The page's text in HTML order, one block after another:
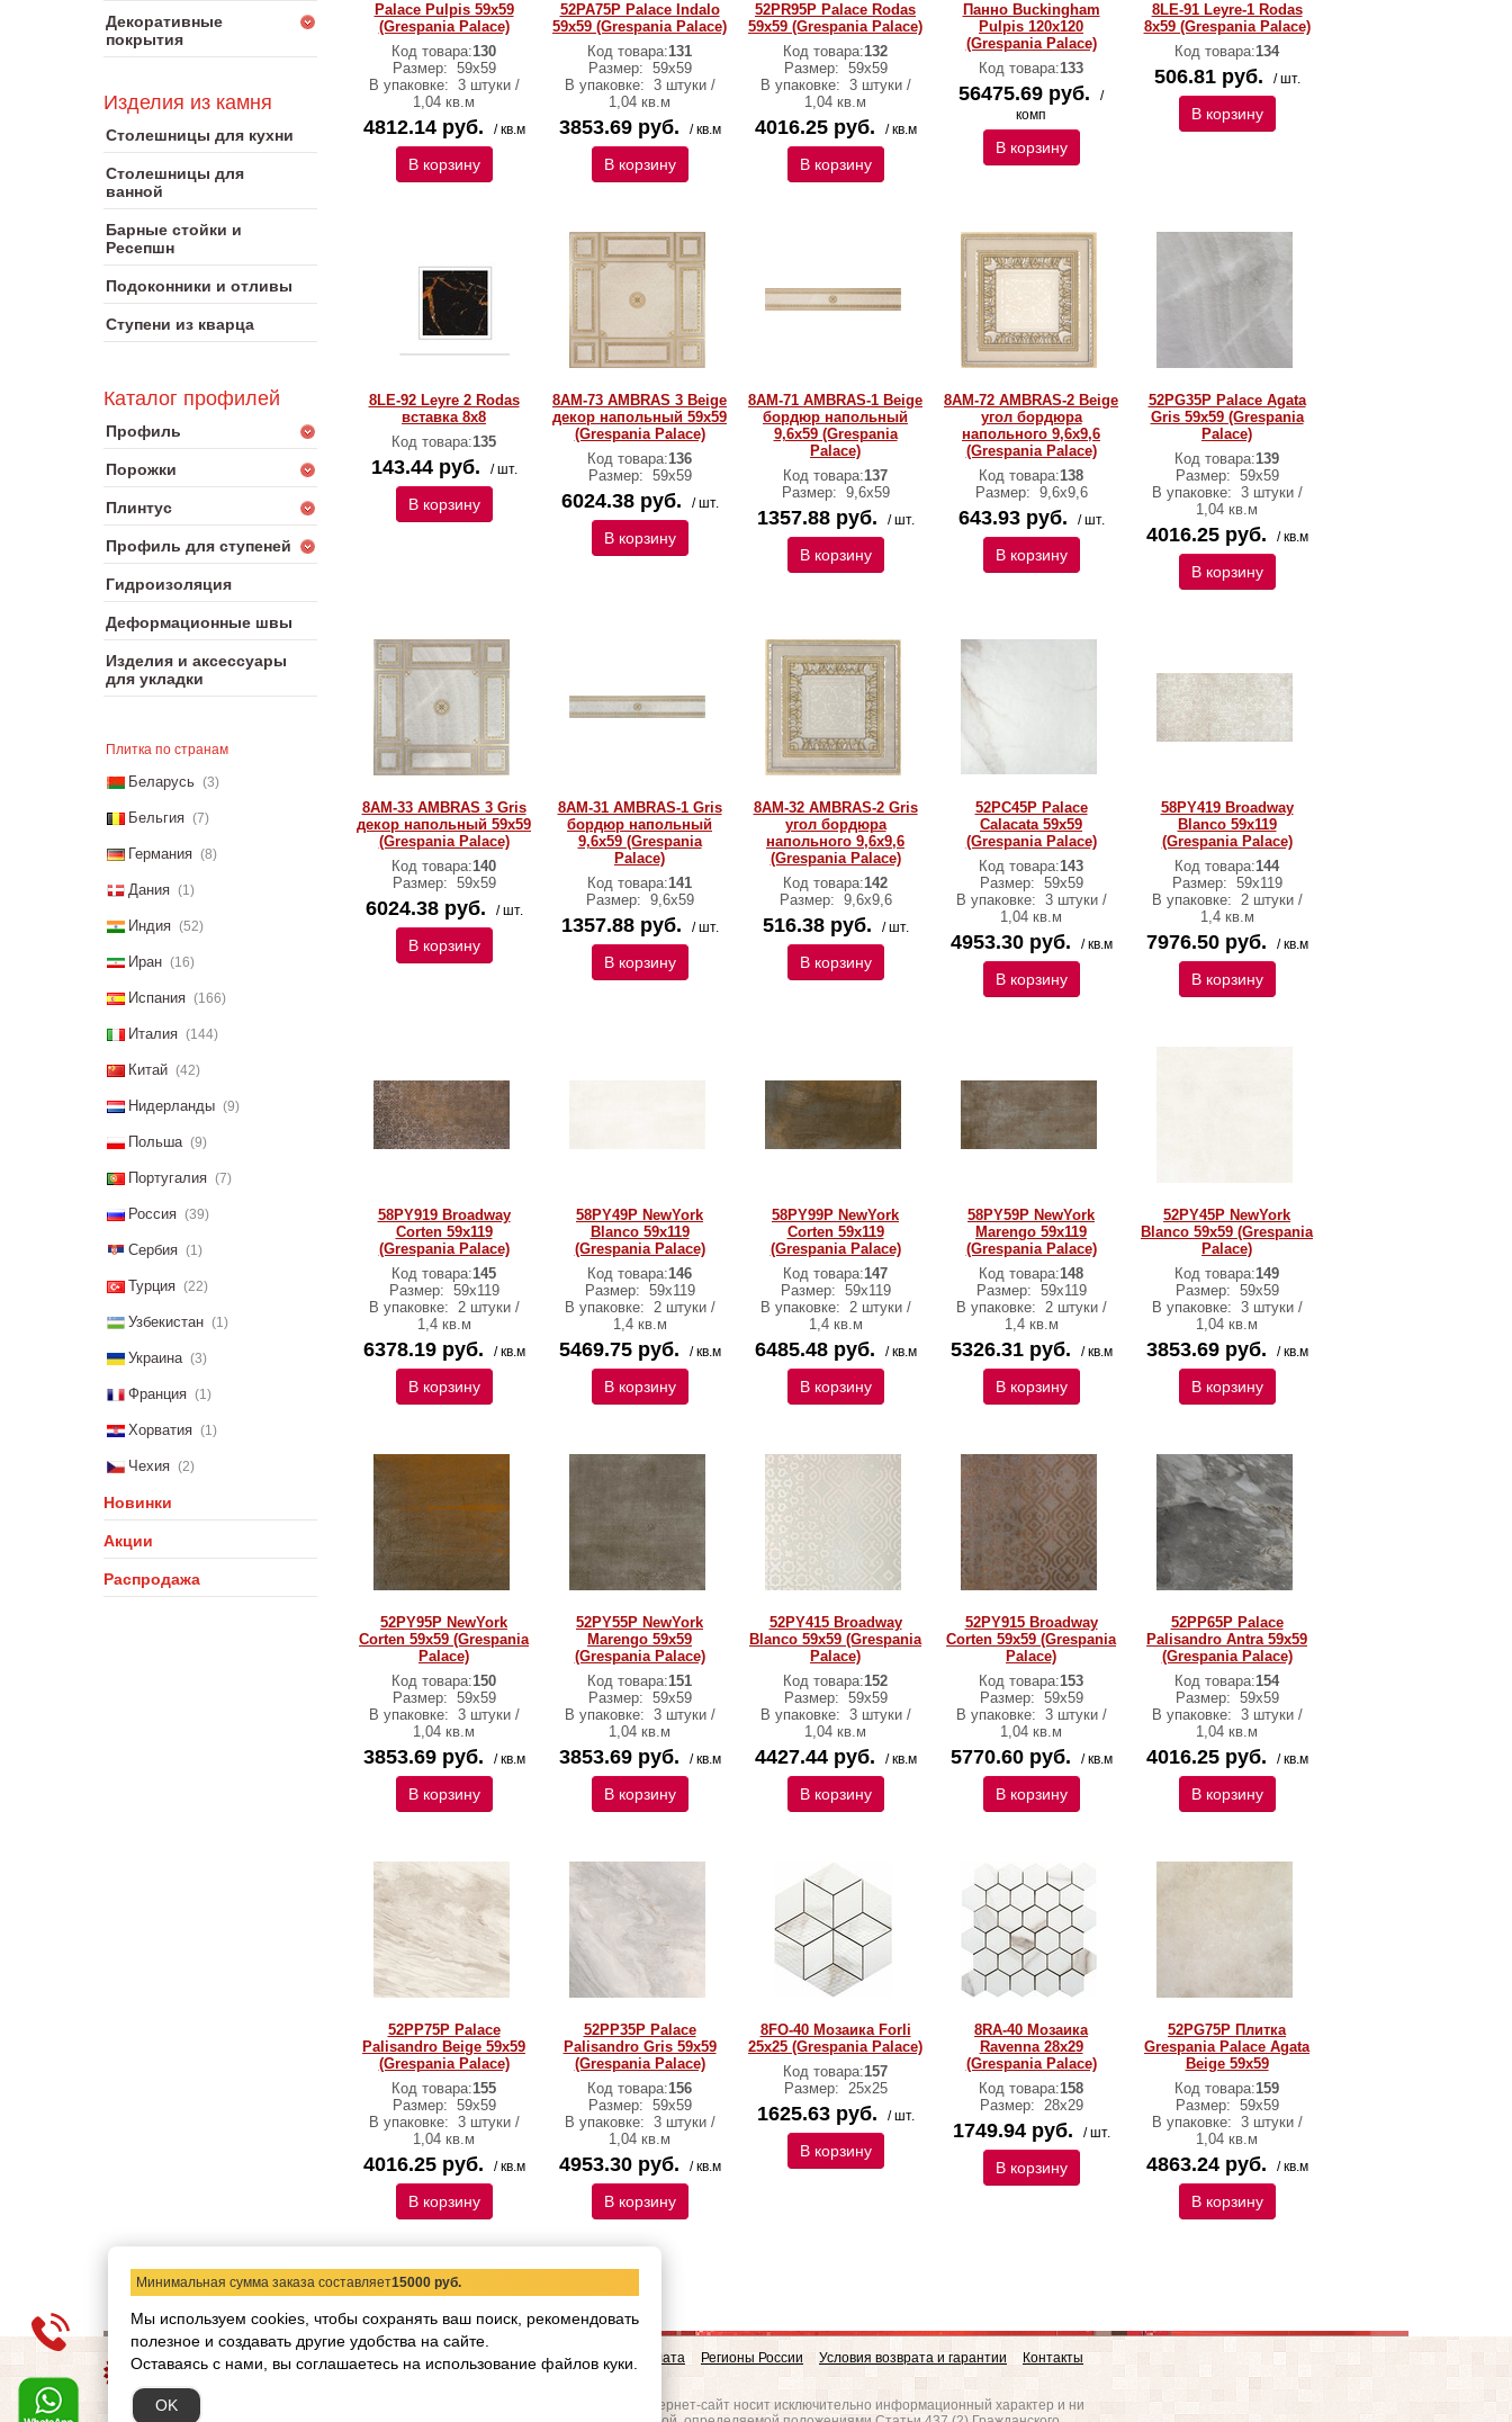
Декоративные
покрытия
Изделия из камня
Столешницы для кухни
Столешницы для
ванной
Барные стойки и
Ресепшн
Подоконники и отливы
Ступени из кварца
Каталог профилей
Профиль
Порожки
Плинтус
Профиль для ступеней
Гидроизоляция
Деформационные швы
Изделия и аксессуары
для укладки
Плитка по странам
Беларусь (3)
Бельгия (7)
Германия (8)
Дания (1)
Индия (52)
Иран (16)
Испания (166)
Италия (144)
Китай (42)
Нидерланды (9)
Польша (9)
Португалия (7)
Россия (39)
Сербия (1)
Турция (22)
Узбекистан (1)
Украина (3)
Франция (1)
Хорватия (1)
Чехия (2)
Новинки
Акции
Распродажа
Palace Pulpis 59x59
(Grespania Palace)
Код товара:130
Размер: 59x59
В упаковке: 3 штуки /
1,04 кв.м
4812.14 руб. / кв.м
В корзину
52PA75P Palace Indalo
59x59 (Grespania Palace)
Код товара:131
Размер: 59x59
В упаковке: 3 штуки /
1,04 кв.м
3853.69 руб. / кв.м
В корзину
52PR95P Palace Rodas
59x59 (Grespania Palace)
Код товара:132
Размер: 59x59
В упаковке: 3 штуки /
1,04 кв.м
4016.25 руб. / кв.м
В корзину
Панно Buckingham
Pulpis 120х120
(Grespania Palace)
Код товара:133
56475.69 руб.
/
комп
В корзину
8LE-91 Leyre-1 Rodas
8х59 (Grespania Palace)
Код товара:134
506.81 руб. / шт.
В корзину
8LE-92 Leyre 2 Rodas
вставка 8х8
Код товара:135
143.44 руб. / шт.
В корзину
8AM-73 AMBRAS 3 Beige
декор напольный 59x59
(Grespania Palace)
Код товара:136
Размер: 59x59
6024.38 руб. / шт.
В корзину
8AM-71 AMBRAS-1 Beige
бордюр напольный
9,6x59 (Grespania
Palace)
Код товара:137
Размер: 9,6x59
1357.88 руб. / шт.
В корзину
8AM-72 AMBRAS-2 Beige
угол бордюра
напольного 9,6x9,6
(Grespania Palace)
Код товара:138
Размер: 9,6x9,6
643.93 руб. / шт.
В корзину
52PG35P Palace Agata
Gris 59х59 (Grespania
Palace)
Код товара:139
Размер: 59х59
В упаковке: 3 штуки /
1,04 кв.м
4016.25 руб. / кв.м
В корзину
8AM-33 AMBRAS 3 Gris
декор напольный 59x59
(Grespania Palace)
Код товара:140
Размер: 59х59
6024.38 руб. / шт.
В корзину
8AM-31 AMBRAS-1 Gris
бордюр напольный
9,6x59 (Grespania
Palace)
Код товара:141
Размер: 9,6х59
1357.88 руб. / шт.
В корзину
8AM-32 AMBRAS-2 Gris
угол бордюра
напольного 9,6x9,6
(Grespania Palace)
Код товара:142
Размер: 9,6x9,6
516.38 руб. / шт.
В корзину
52PC45P Palace
Calacata 59x59
(Grespania Palace)
Код товара:143
Размер: 59x59
В упаковке: 3 штуки /
1,04 кв.м
4953.30 руб. / кв.м
В корзину
58PY419 Broadway
Blanco 59x119
(Grespania Palace)
Код товара:144
Размер: 59x119
В упаковке: 2 штуки /
1,4 кв.м
7976.50 руб. / кв.м
В корзину
58PY919 Broadway
Corten 59x119
(Grespania Palace)
Код товара:145
Размер: 59x119
В упаковке: 2 штуки /
1,4 кв.м
6378.19 руб. / кв.м
В корзину
58PY49P NewYork
Blanco 59x119
(Grespania Palace)
Код товара:146
Размер: 59x119
В упаковке: 2 штуки /
1,4 кв.м
5469.75 руб. / кв.м
В корзину
58PY99P NewYork
Corten 59x119
(Grespania Palace)
Код товара:147
Размер: 59x119
В упаковке: 2 штуки /
1,4 кв.м
6485.48 руб. / кв.м
В корзину
58PY59P NewYork
Marengo 59x119
(Grespania Palace)
Код товара:148
Размер: 59x119
В упаковке: 2 штуки /
1,4 кв.м
5326.31 руб. / кв.м
В корзину
52PY45P NewYork
Blanco 59x59 (Grespania
Palace)
Код товара:149
Размер: 59x59
В упаковке: 3 штуки /
1,04 кв.м
3853.69 руб. / кв.м
В корзину
52PY95P NewYork
Corten 59x59 (Grespania
Palace)
Код товара:150
Размер: 59x59
В упаковке: 3 штуки /
1,04 кв.м
3853.69 руб. / кв.м
В корзину
52PY55P NewYork
Marengo 59x59
(Grespania Palace)
Код товара:151
Размер: 59x59
В упаковке: 3 штуки /
1,04 кв.м
3853.69 руб. / кв.м
В корзину
52PY415 Broadway
Blanco 59x59 (Grespania
Palace)
Код товара:152
Размер: 59x59
В упаковке: 3 штуки /
1,04 кв.м
4427.44 руб. / кв.м
В корзину
52PY915 Broadway
Corten 59x59 (Grespania
Palace)
Код товара:153
Размер: 59x59
В упаковке: 3 штуки /
1,04 кв.м
5770.60 руб. / кв.м
В корзину
52PP65P Palace
Palisandro Antra 59х59
(Grespania Palace)
Код товара:154
Размер: 59х59
В упаковке: 3 штуки /
1,04 кв.м
4016.25 руб. / кв.м
В корзину
52PP75P Palace
Palisandro Beige 59х59
(Grespania Palace)
Код товара:155
Размер: 59х59
В упаковке: 3 штуки /
1,04 кв.м
4016.25 руб. / кв.м
В корзину
52PP35P Palace
Palisandro Gris 59х59
(Grespania Palace)
Код товара:156
Размер: 59х59
В упаковке: 3 штуки /
1,04 кв.м
4953.30 руб. / кв.м
В корзину
8FO-40 Мозаика Forli
25x25 (Grespania Palace)
Код товара:157
Размер: 25x25
1625.63 руб. / шт.
В корзину
8RA-40 Мозаика
Ravenna 28x29
(Grespania Palace)
Код товара:158
Размер: 28x29
1749.94 руб. / шт.
В корзину
52PG75P Плитка
Grespania Palace Agata
Beige 59х59
Код товара:159
Размер: 59х59
В упаковке: 3 штуки /
1,04 кв.м
4863.24 руб. / кв.м
В корзину
О компании Статьи Новинки Доставка и Оплата Регионы России Условия возврата и гарантии
Контакты
Обращаем ваше внимание на то, что данный интернет-сайт носит исключительно информационный характер и ни
Минимальная сумма заказа составляет15000 руб.
Мы используем cookies, чтобы сохранять ваш поиск, рекомендовать
полезное и создавать другие удобства на сайте.
Оставаясь с нами, вы соглашаетесь на использование файлов куки.
OK